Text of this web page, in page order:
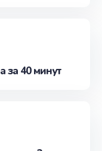
за 40 минут